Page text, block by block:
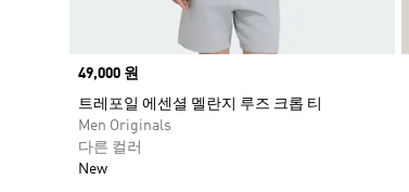
Price
49,000 원
트레포일 에센셜 멜란지 루즈 크롭 티
Men Originals
다른 컬러
New